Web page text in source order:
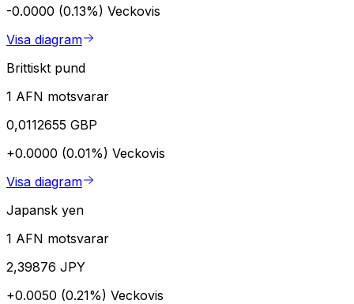
-0.0000 (0.13%) Veckovis
Visa diagram
Brittiskt pund
1 AFN motsvarar
0,0112655 GBP
+0.0000 (0.01%) Veckovis
Visa diagram
Japansk yen
1 AFN motsvarar
2,39876 JPY
+0.0050 (0.21%) Veckovis